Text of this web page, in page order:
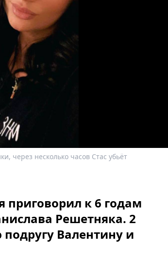
через несколько часов Стас убьёт
приговорил к 6 годам
Решетняка. 2
Валентину и